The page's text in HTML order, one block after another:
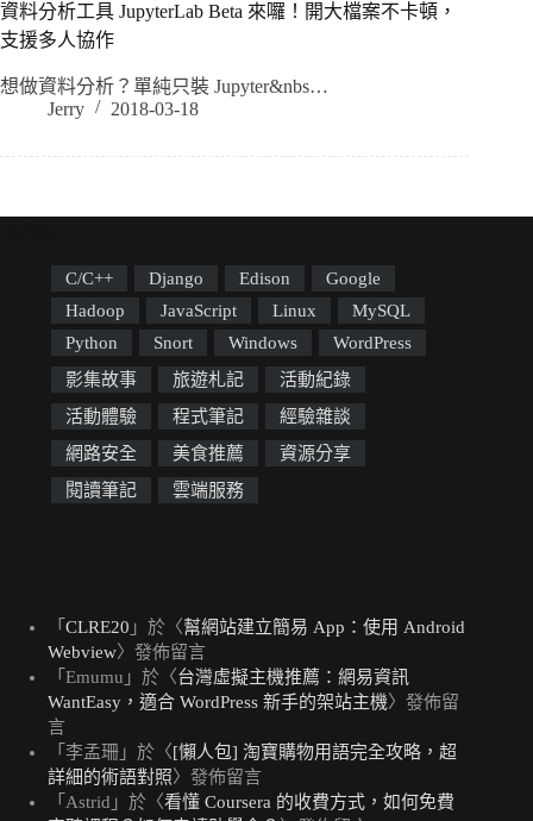
資料分析工具 JupyterLab Beta 來囉！開大檔案不卡頓，
支援多人協作
想做資料分析？單純只裝 Jupyter&nbs…
Jerry
2018-03-18
C/C++ Django Edison
Google
Hadoop
JavaScript Linux
MySQL
Python
Snort Windows
WordPress
影集故事
旅遊札記
活動紀錄
活動體驗
程式筆記
經驗雜談
網路安全
美食推薦
資源分享
閱讀筆記
雲端服務
「 CLRE20 」於〈幫網站建立簡易 App：使用 Android
Webview〉發佈留言
「 Emumu 」於〈台灣虛擬主機推薦：網易資訊
WantEasy，適合 WordPress 新手的架站主機〉發佈留
言
「 李孟珊 」於〈[懶人包] 淘寶購物用語完全攻略，超
詳細的術語對照〉發佈留言
「 Astrid 」於〈看懂 Coursera 的收費方式，如何免費